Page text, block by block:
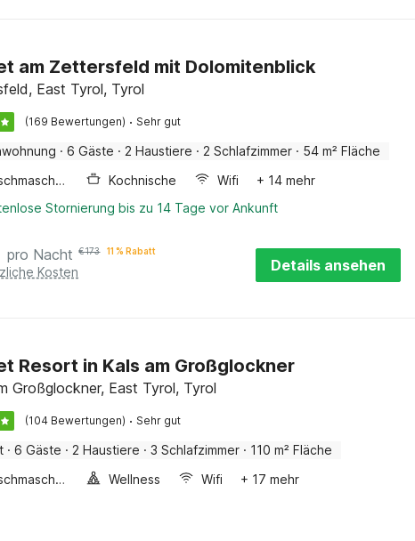
am Zettersfeld mit Dolomitenblick
East Tyrol, Tyrol
(169 Bewertungen) · Sehr gut
· 6 Gäste · 2 Haustiere · 2 Schlafzimmer · 54 m² Fläche
Waschmaschine
Kochnische Wifi
+ 14 mehr
Stornierung bis zu 14 Tage vor Ankunft
pro Nacht €173 11 % Rabatt
Kosten Details ansehen
Resort in Kals am Großglockner
Großglockner, East Tyrol, Tyrol
(104 Bewertungen) · Sehr gut
· 6 Gäste · 2 Haustiere · 3 Schlafzimmer · 110 m² Fläche
Waschmaschine
Wellness Wifi + 17 mehr